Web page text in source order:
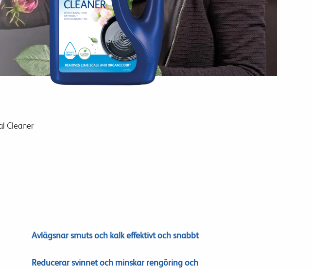
Cleaner
Avlägsnar smuts och kalk effektivt och snabbt
Reducerar svinnet och minskar rengöring och